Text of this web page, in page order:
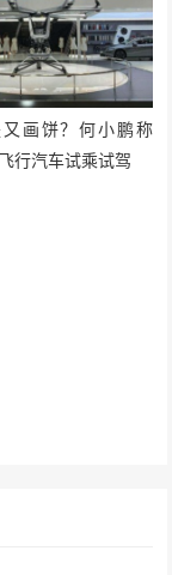
画饼？何小鹏称
行汽车试乘试驾